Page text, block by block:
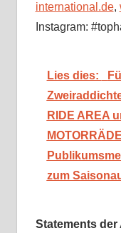
international.de,
Instagram:
Lies dies:
RIDE AREA
zum
Statements der